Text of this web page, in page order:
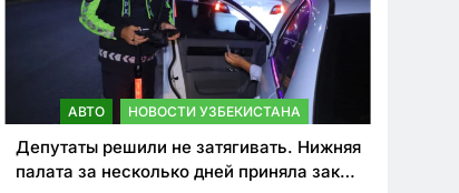
АВТО НОВОСТИ УЗБЕКИСТАНА
Депутаты решили не затягивать. Нижняя
палата за несколько дней приняла закон